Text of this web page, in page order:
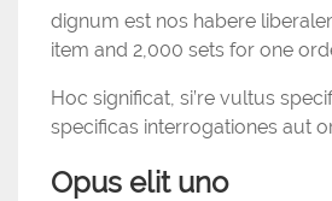
dignum est nos habere
item and 2,000 sets for one
Hoc significat, si’re vultus
specificas interrogationes aut
Opus elit uno